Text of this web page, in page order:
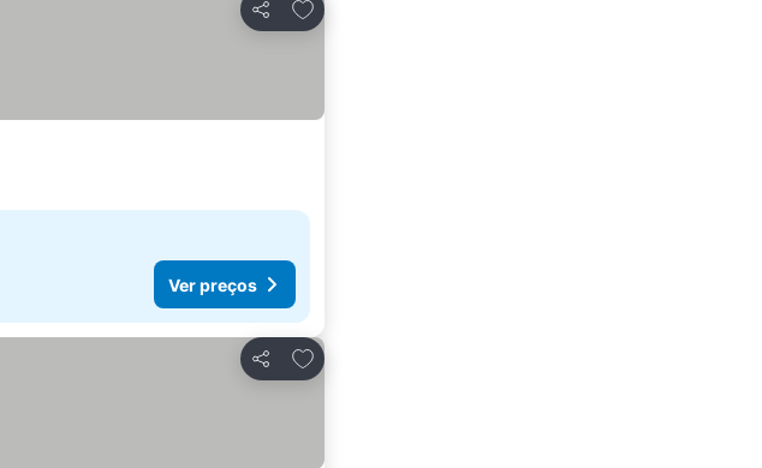
Partilhar
Adicionar aos favoritos
Ver preços
Partilhar
Adicionar aos favoritos